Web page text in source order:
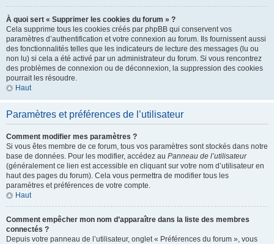
À quoi sert « Supprimer les cookies du forum » ?
Cela supprime tous les cookies créés par phpBB qui conservent vos
paramètres d’authentification et votre connexion au forum. Ils fournissent aussi
des fonctionnalités telles que les indicateurs de lecture des messages (lu ou
non lu) si cela a été activé par un administrateur du forum. Si vous rencontrez
des problèmes de connexion ou de déconnexion, la suppression des cookies
pourrait les résoudre.
Haut
Paramètres et préférences de l’utilisateur
Comment modifier mes paramètres ?
Si vous êtes membre de ce forum, tous vos paramètres sont stockés dans notre
base de données. Pour les modifier, accédez au Panneau de l’utilisateur
(généralement ce lien est accessible en cliquant sur votre nom d’utilisateur en
haut des pages du forum). Cela vous permettra de modifier tous les
paramètres et préférences de votre compte.
Haut
Comment empêcher mon nom d’apparaître dans la liste des membres
connectés ?
Depuis votre panneau de l’utilisateur, onglet « Préférences du forum », vous